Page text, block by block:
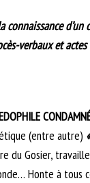
d’un
verbaux et
(entre autre)
du Gosier,
Honte à tous